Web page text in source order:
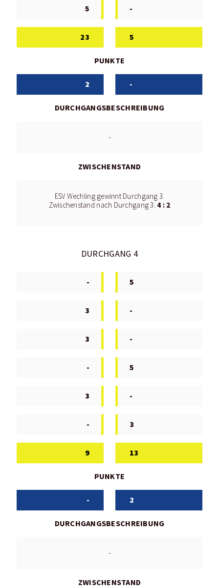
5 -
23 5
PUNKTE
2 -
DURCHGANGSBESCHREIBUNG
-
ZWISCHENSTAND
ESV Wechling gewinnt Durchgang 3.
Zwischenstand nach Durchgang 3: 4 : 2
DURCHGANG 4
- 5
3 -
3 -
- 5
3 -
- 3
9 13
PUNKTE
- 2
DURCHGANGSBESCHREIBUNG
-
ZWISCHENSTAND